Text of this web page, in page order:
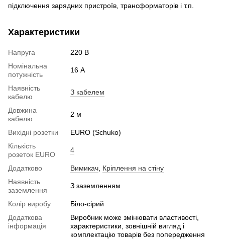
підключення зарядних пристроїв, трансформаторів і т.п.
Характеристики
Напруга
220 В
Номінальна
потужність
16 А
Наявність
кабелю
З кабелем
Довжина
кабелю
2 м
Вихідні розетки
EURO (Schuko)
Кількість
розеток EURO
4
Додатково Вимикач Кріплення на стіну
Наявність
заземлення
З заземленням
Колір виробу
Біло-сірий
Додаткова
інформація
Виробник може змінювати властивості,
характеристики, зовнішній вигляд і
комплектацію товарів без попередження